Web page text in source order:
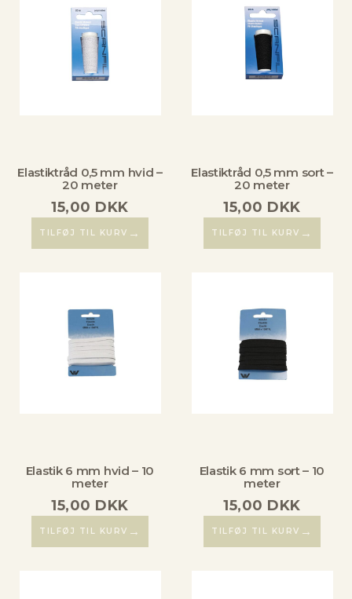
Elastiktråd 0,5 mm hvid –
20 meter
15,00 DKK
TILFØJ TIL KURV →
Elastiktråd 0,5 mm sort –
20 meter
15,00 DKK
TILFØJ TIL KURV →
Elastik 6 mm hvid – 10
meter
15,00 DKK
TILFØJ TIL KURV →
Elastik 6 mm sort – 10
meter
15,00 DKK
TILFØJ TIL KURV →